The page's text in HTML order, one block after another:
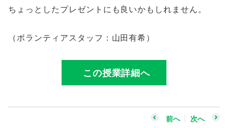
ちょっとしたプレゼントにも良いかもしれません。
（ボランティアスタッフ：山田有希）
この授業詳細へ
前へ 次へ